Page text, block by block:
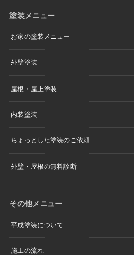
塗装メニュー
お家の塗装メニュー
外壁塗装
屋根・屋上塗装
内装塗装
ちょっとした塗装のご依頼
外壁・屋根の無料診断
その他メニュー
平成塗装について
施工の流れ